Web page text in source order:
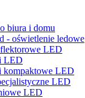
biura i domu
- oświetlenie ledowe
LED
LED
kompaktowe LED
LED
LED